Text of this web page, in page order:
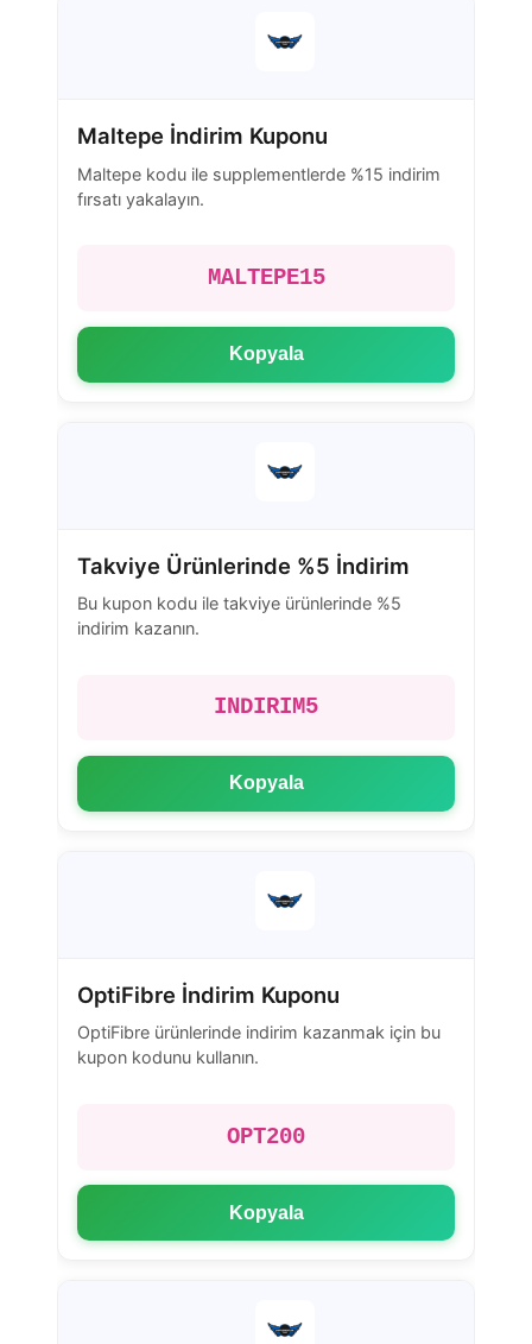
Maltepe İndirim Kuponu
Maltepe kodu ile supplementlerde %15 indirim
fırsatı yakalayın.
MALTEPE15
Kopyala
Takviye Ürünlerinde %5 İndirim
Bu kupon kodu ile takviye ürünlerinde %5
indirim kazanın.
INDIRIM5
Kopyala
OptiFibre İndirim Kuponu
OptiFibre ürünlerinde indirim kazanmak için bu
kupon kodunu kullanın.
OPT200
Kopyala